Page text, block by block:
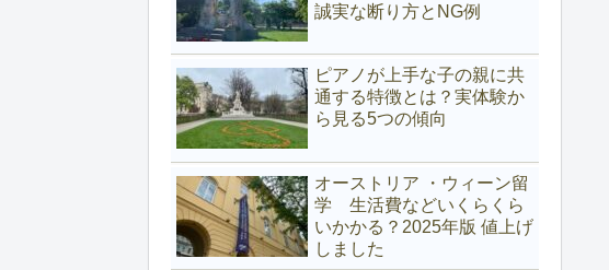
誠実な断り方とNG例
ピアノが上手な子の親に共
通する特徴とは？実体験か
ら見る5つの傾向
オーストリア ・ウィーン留
学 生活費などいくらくら
いかかる？2025年版 値上げ
しました